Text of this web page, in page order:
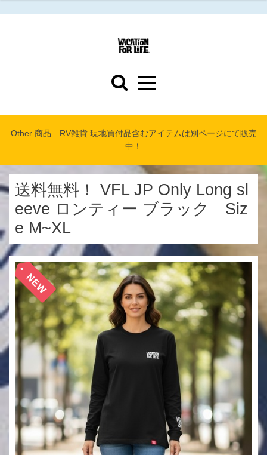
Other 商品 RV雑貨 現地買付品含むアイテムは別ページにて販売
中！
送料無料！ VFL JP Only Long sl
eeve ロンティー ブラック Siz
e M~XL